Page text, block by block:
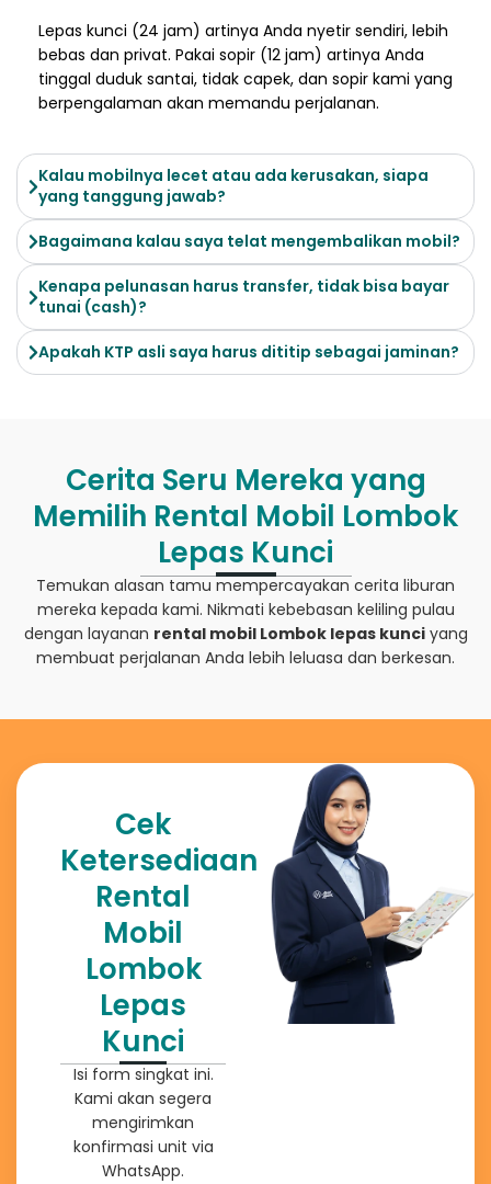
Lepas kunci (24 jam) artinya Anda nyetir sendiri, lebih
bebas dan privat. Pakai sopir (12 jam) artinya Anda
tinggal duduk santai, tidak capek, dan sopir kami yang
berpengalaman akan memandu perjalanan.
Kalau mobilnya lecet atau ada kerusakan, siapa
yang tanggung jawab?
Bagaimana kalau saya telat mengembalikan mobil?
Kenapa pelunasan harus transfer, tidak bisa bayar
tunai (cash)?
Apakah KTP asli saya harus dititip sebagai jaminan?
Cerita Seru Mereka yang
Memilih Rental Mobil Lombok
Lepas Kunci
Temukan alasan tamu mempercayakan cerita liburan
mereka kepada kami. Nikmati kebebasan keliling pulau
dengan layanan rental mobil Lombok lepas kunciyang
membuat perjalanan Anda lebih leluasa dan berkesan.
Cek
Ketersediaan
Rental
Mobil
Lombok
Lepas
Kunci
Isi form singkat ini.
Kami akan segera
mengirimkan
konfirmasi unit via
WhatsApp.